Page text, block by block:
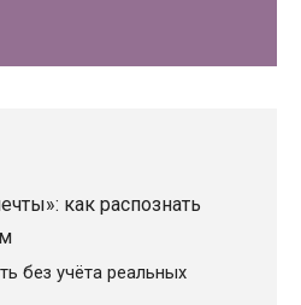
как распознать
без учёта реальных